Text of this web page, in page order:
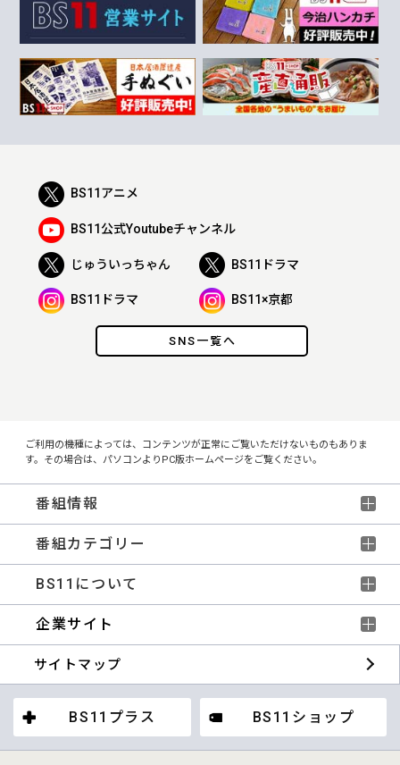
SNS一覧へ
BS11アニメ
BS11公式Youtubeチャンネル
じゅういっちゃん BS11ドラマ
BS11ドラマ BS11×京都
ご利用の機種によっては、コンテンツが正常にご覧いただけないものもありま
す。その場合は、パソコンよりPC版ホームページをご覧ください。
番組情報
番組カテゴリー
BS11について
企業サイト
サイトマップ
BS11プラス BS11ショップ